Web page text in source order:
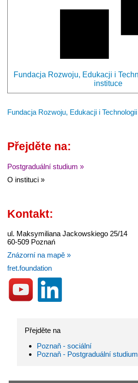
Fundacja Rozwoju, Edukacji i
instituce
Fundacja Rozwoju, Edukacji i
Přejděte na:
Postgraduální studium »
O instituci »
Kontakt:
ul. Maksymiliana Jackowskiego 25/14
60-509 Poznań
Znázorní na mapě »
fret.foundation
Přejděte na
Poznaň - sociální
Poznaň - Postgraduální studium